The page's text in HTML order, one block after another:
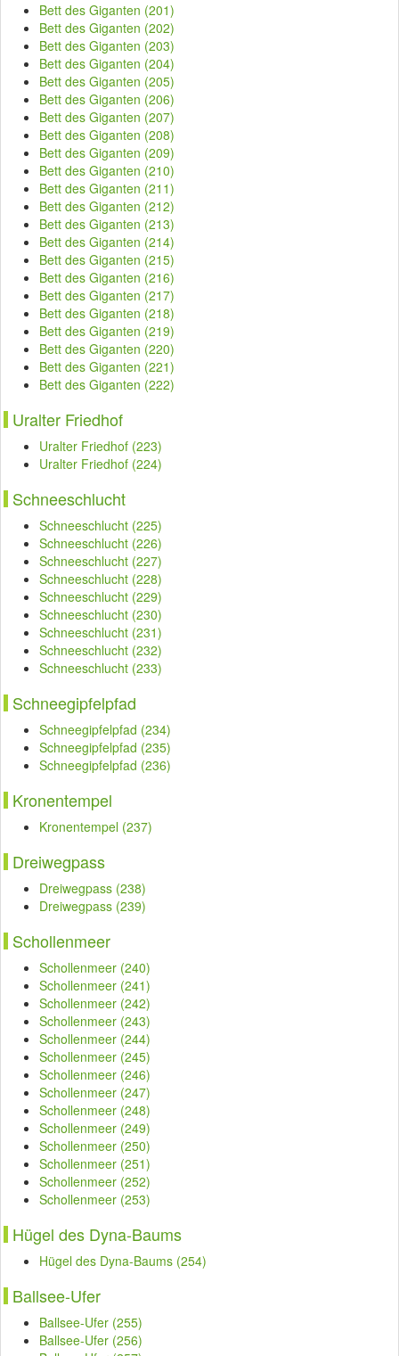
Bett des Giganten (201)
Bett des Giganten (202)
Bett des Giganten (203)
Bett des Giganten (204)
Bett des Giganten (205)
Bett des Giganten (206)
Bett des Giganten (207)
Bett des Giganten (208)
Bett des Giganten (209)
Bett des Giganten (210)
Bett des Giganten (211)
Bett des Giganten (212)
Bett des Giganten (213)
Bett des Giganten (214)
Bett des Giganten (215)
Bett des Giganten (216)
Bett des Giganten (217)
Bett des Giganten (218)
Bett des Giganten (219)
Bett des Giganten (220)
Bett des Giganten (221)
Bett des Giganten (222)
Uralter Friedhof
Uralter Friedhof (223)
Uralter Friedhof (224)
Schneeschlucht
Schneeschlucht (225)
Schneeschlucht (226)
Schneeschlucht (227)
Schneeschlucht (228)
Schneeschlucht (229)
Schneeschlucht (230)
Schneeschlucht (231)
Schneeschlucht (232)
Schneeschlucht (233)
Schneegipfelpfad
Schneegipfelpfad (234)
Schneegipfelpfad (235)
Schneegipfelpfad (236)
Kronentempel
Kronentempel (237)
Dreiwegpass
Dreiwegpass (238)
Dreiwegpass (239)
Schollenmeer
Schollenmeer (240)
Schollenmeer (241)
Schollenmeer (242)
Schollenmeer (243)
Schollenmeer (244)
Schollenmeer (245)
Schollenmeer (246)
Schollenmeer (247)
Schollenmeer (248)
Schollenmeer (249)
Schollenmeer (250)
Schollenmeer (251)
Schollenmeer (252)
Schollenmeer (253)
Hügel des Dyna-Baums
Hügel des Dyna-Baums (254)
Ballsee-Ufer
Ballsee-Ufer (255)
Ballsee-Ufer (256)